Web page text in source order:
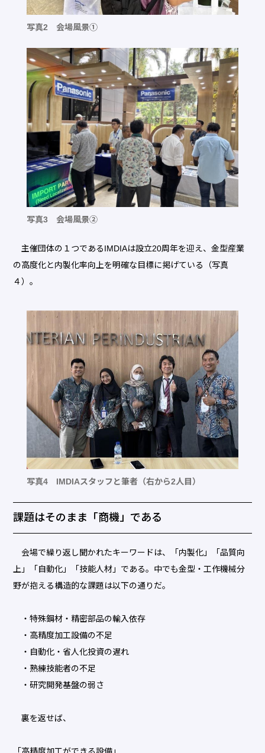
写真2 会場風景①
写真3 会場風景②
主催団体の１つであるIMDIAは設立20周年を迎え、金型産業
の高度化と内製化率向上を明確な目標に掲げている（写真
４）。
写真4 IMDIAスタッフと筆者（右から2人目）
課題はそのまま「商機」である
会場で繰り返し聞かれたキーワードは、「内製化」「品質向
上」「自動化」「技能人材」である。中でも金型・工作機械分
野が抱える構造的な課題は以下の通りだ。
・特殊鋼材・精密部品の輸入依存
・高精度加工設備の不足
・自動化・省人化投資の遅れ
・熟練技能者の不足
・研究開発基盤の弱さ
裏を返せば、